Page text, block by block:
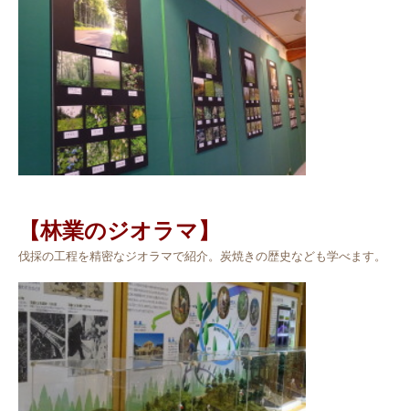
【林業のジオラマ】
伐採の工程を精密なジオラマで紹介。炭焼きの歴史なども学べます。